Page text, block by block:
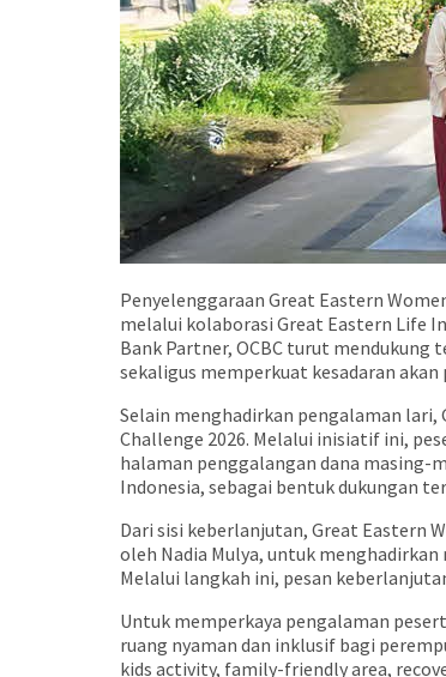
Penyelenggaraan Great Eastern
melalui kolaborasi Great Eastern Life
Bank Partner, OCBC turut
sekaligus memperkuat kesadaran
Selain menghadirkan pengalaman lari,
Challenge 2026. Melalui inisiatif ini,
halaman penggalangan dana masing-
Indonesia, sebagai bentuk dukungan
Dari sisi keberlanjutan, Great Eastern
oleh Nadia Mulya, untuk
Melalui langkah ini, pesan
Untuk memperkaya pengalaman
ruang nyaman dan inklusif bagi
kids activity, family-friendly area,